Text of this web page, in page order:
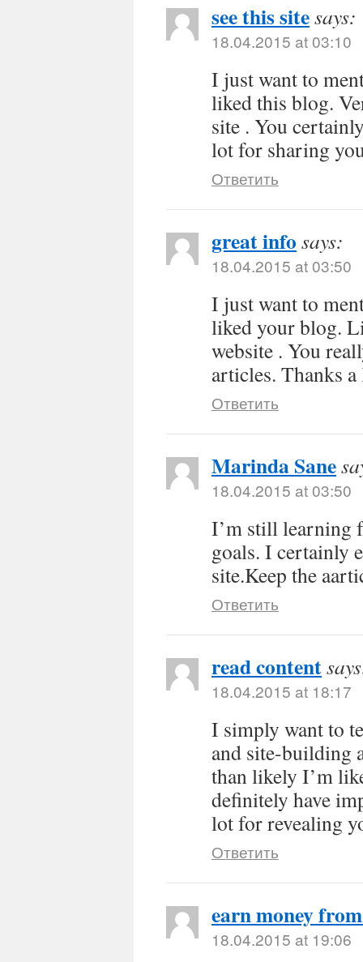
see this sitesays:
18.04.2015 at 03:10
I just want to
liked this blog.
site . You
lot for sharing
Ответить
great info says:
18.04.2015 at 03:50
I just want to
liked your blog.
website . You
articles. Thanks
Ответить
Marinda Sane
18.04.2015 at 03:50
I’m still learning
goals. I certainly
site.Keep the
Ответить
read content
18.04.2015 at 18:17
I simply want to
and site-building
than likely I’m
definitely have
lot for revealing
Ответить
earn money
18.04.2015 at 19:06